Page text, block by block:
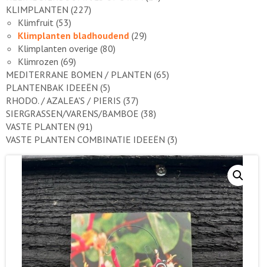
KLIMPLANTEN (227)
Klimfruit (53)
Klimplanten bladhoudend (29)
Klimplanten overige (80)
Klimrozen (69)
MEDITERRANE BOMEN / PLANTEN (65)
PLANTENBAK IDEEËN (5)
RHODO. / AZALEA'S / PIERIS (37)
SIERGRASSEN/VARENS/BAMBOE (38)
VASTE PLANTEN (91)
VASTE PLANTEN COMBINATIE IDEEËN (3)